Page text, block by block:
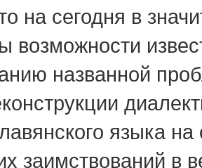
на сегодня в
возможности
названной
языка
заимствований в